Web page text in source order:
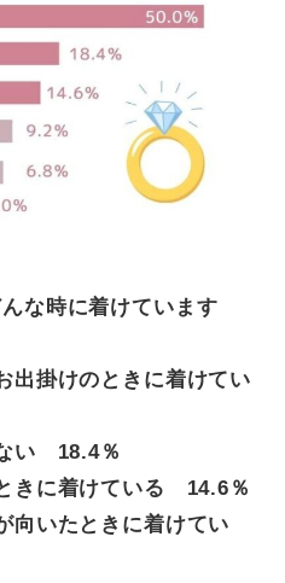
な時に着けています
出掛けのときに着けてい
い 18.4％
きに着けている 14.6％
向いたときに着けてい